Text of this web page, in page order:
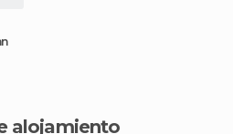
alojamiento